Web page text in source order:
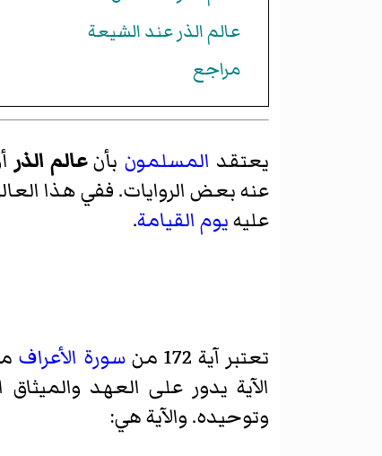
عالم الذر عند الشيعة
مراجع
يعتقد المسلمون بأنعالم الذر
عنه بعض الروايات. ففي هذا
عليهيوم القيامة.
تعتبر آية 172 من سورة الأعراف
الآية يدور علی العهد
وتوحيده. والآية هي: